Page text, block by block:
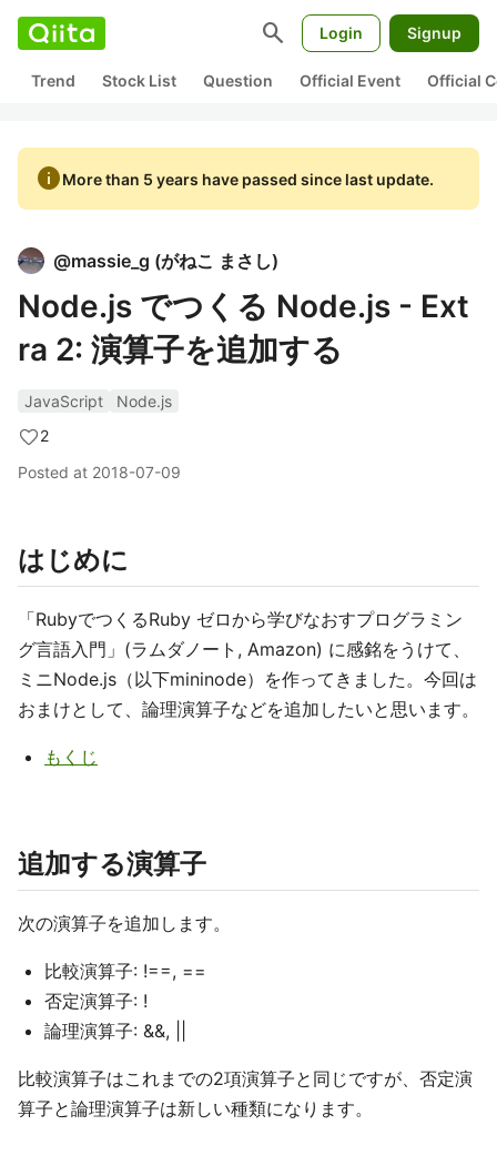
search Login Signup
Trend Stock List Question Official Event Official
infoMore than 5 years have passed since last update.
@massie_g (がねこ まさし)
Node.js でつくる Node.js - Ext
ra 2: 演算子を追加する
JavaScript
Node.js
2
Posted at 2018-07-09
はじめに
「RubyでつくるRuby ゼロから学びなおすプログラミン
グ言語入門」(ラムダノート, Amazon) に感銘をうけて、
ミニNode.js（以下mininode）を作ってきました。今回は
おまけとして、論理演算子などを追加したいと思います。
もくじ
追加する演算子
次の演算子を追加します。
比較演算子: !==, ==
否定演算子: !
論理演算子: &&, ||
比較演算子はこれまでの2項演算子と同じですが、否定演
算子と論理演算子は新しい種類になります。